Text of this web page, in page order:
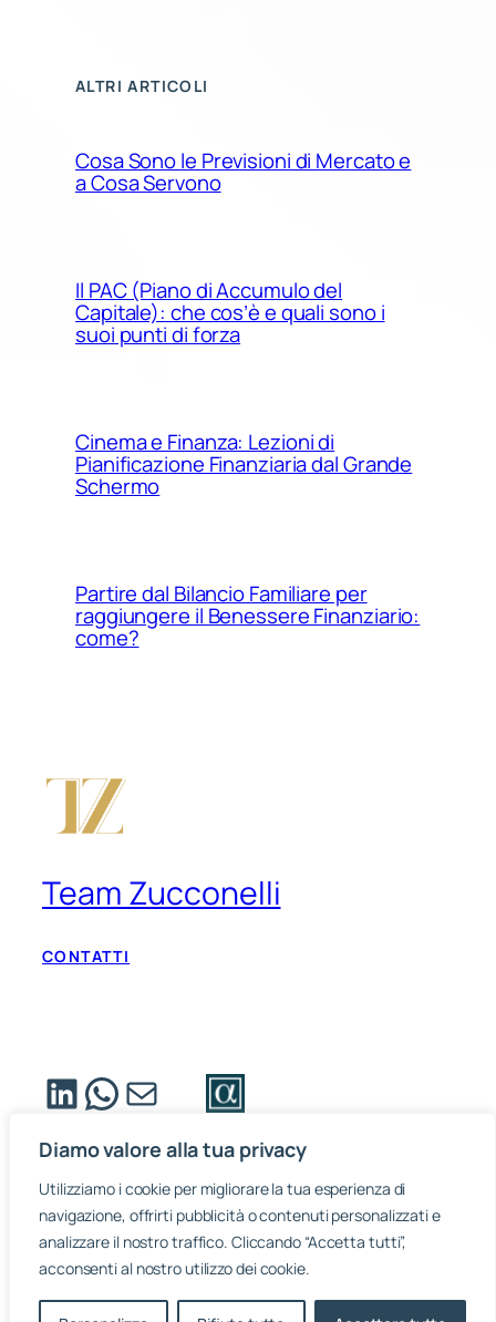
Diamo valore alla tua privacy
Utilizziamo i cookie per migliorare la tua esperienza di
navigazione, offrirti pubblicità o contenuti personalizzati e
analizzare il nostro traffico. Cliccando “Accetta tutti”,
acconsenti al nostro utilizzo dei cookie.
ALTRI ARTICOLI
Cosa Sono le Previsioni di Mercato e
a Cosa Servono
Il PAC (Piano di Accumulo del
Capitale): che cos’è e quali sono i
suoi punti di forza
Cinema e Finanza: Lezioni di
Pianificazione Finanziaria dal Grande
Schermo
Partire dal Bilancio Familiare per
raggiungere il Benessere Finanziario:
come?
Team Zucconelli
CONTATTI
LinkedIn
WhatsApp
Email
TeamZucconelli © 2025 Privacy